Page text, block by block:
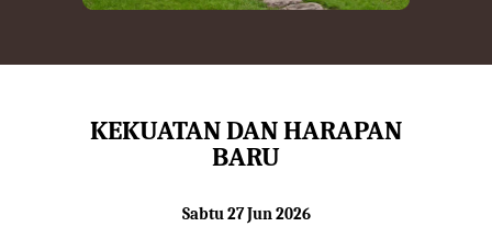
KEKUATAN DAN HARAPAN
BARU
Sabtu 27 Jun 2026